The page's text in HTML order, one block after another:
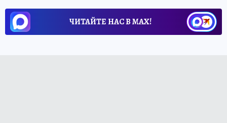
ЧИТАЙТЕ НАС В МАХ!